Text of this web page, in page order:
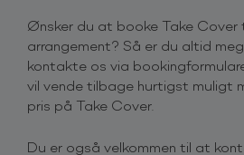
Ønsker du at booke Take
arrangement? Så er du altid
kontakte os via
vil vende tilbage hurtigst muligt
pris på Take Cover.
Du er også velkommen til at